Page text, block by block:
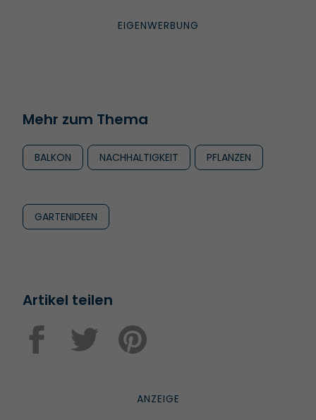
Mehr zum Thema
BALKON NACHHALTIGKEIT PFLANZEN
GARTENIDEEN
Artikel teilen